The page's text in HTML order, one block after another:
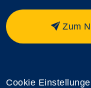
Zum
Cookie